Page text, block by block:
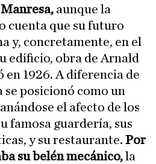
aunque la
cuenta que su futuro
y, concretamente, en el
edificio, obra de Arnald
en 1926. A diferencia de
se posicionó como un
el afecto de los
famosa guardería, sus
y su restaurante. Por
su belén mecánico,la